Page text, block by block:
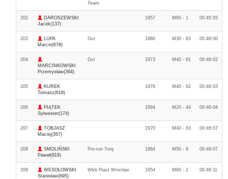
Team
202
DAROSZEWSKI
Jacek(137)
1957 M60 - 1 00:45:55
203
LUPA
Marcin(678)
Gvt 1980 M30 - 63 00:46:00
204
MARCINKOWSKI
Przemysław(394)
Gvt 1973 M40 - 61 00:46:02
205
KUREK
Tomasz(618)
1978 M40 - 62 00:46:03
206
PIĄTEK
Sylwester(174)
1994 M20 - 44 00:46:04
207
TOBJASZ
Maciej(367)
1970 M40 - 63 00:46:07
208
SMOLIŃSKI
Paweł(918)
Pro-run Torq 1964 M50 - 8 00:46:07
209
WESOŁOWSKI
Stanisław(695)
Wkb Piast Wrocław 1954 M60 - 2 00:46:11